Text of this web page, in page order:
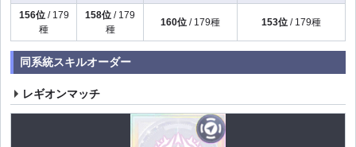
156位/ 179
種
158位 / 179
種
160位 / 179種 153位 / 179種
同系統スキルオーダー
レギオンマッチ